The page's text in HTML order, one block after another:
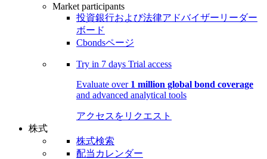
Market participants
投資銀行および法律アドバイザーリーダー
ボード
Cbondsページ
Try in 7 days Trial access
Evaluate over 1 million global bond coverage
and advanced analytical tools
アクセスをリクエスト
株式
株式検索
配当カレンダー